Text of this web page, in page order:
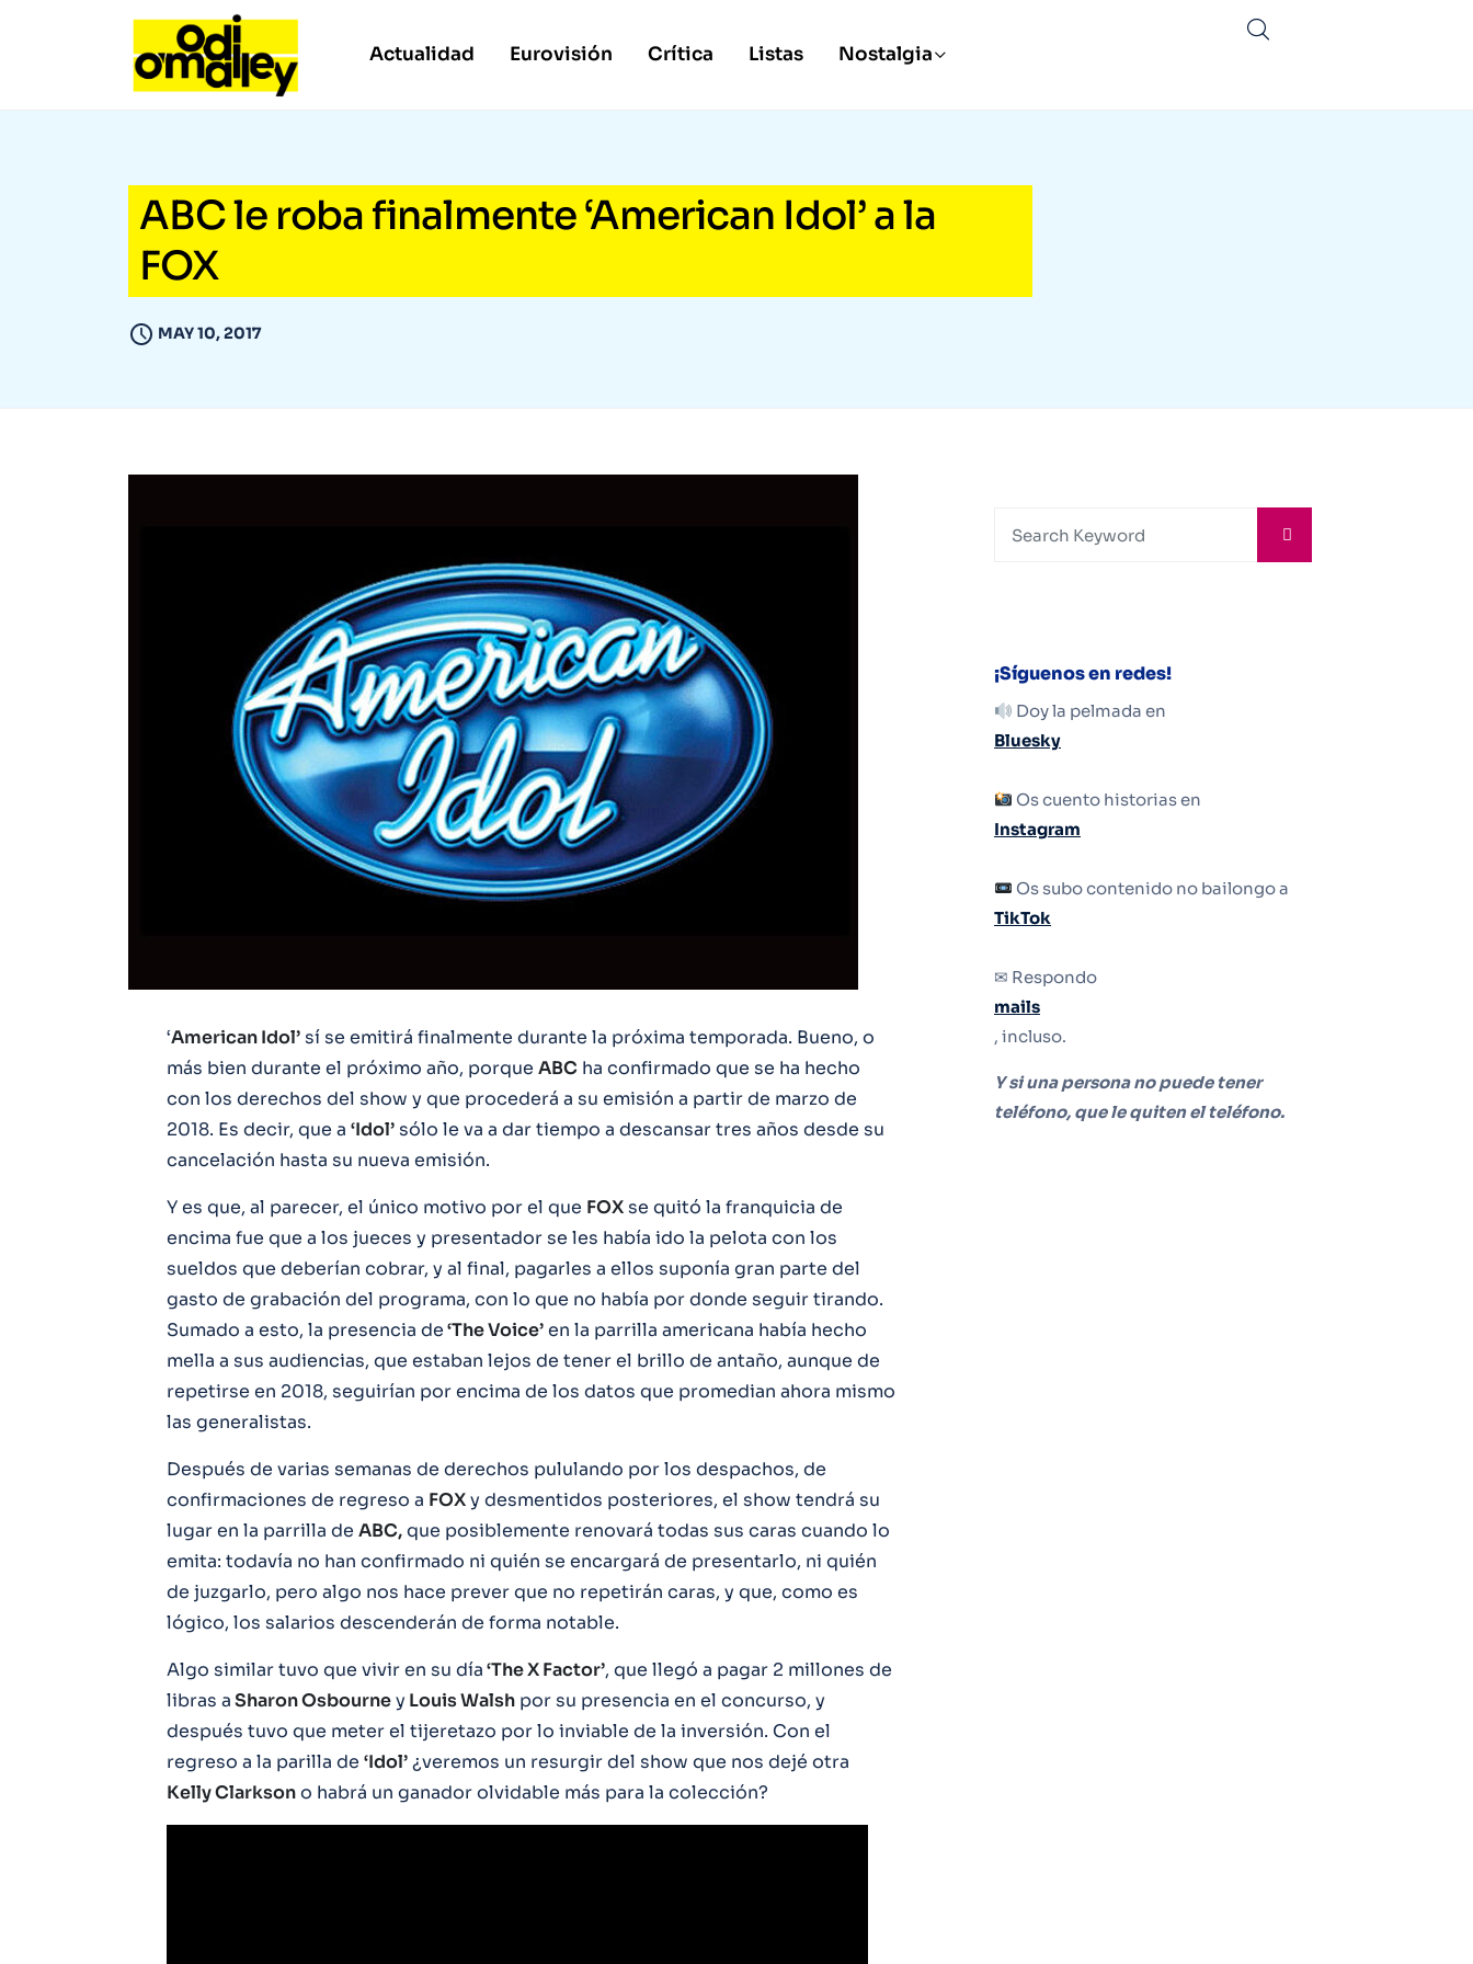
Actualidad Eurovisión Crítica Listas Nostalgia
ABC le roba finalmente ‘American Idol’ a la
FOX
MAY 10, 2017
‘American Idol’sí se emitirá finalmente durante la próxima temporada. Bueno, o
más bien durante el próximo año, porque ABC ha confirmado que se ha hecho
con los derechos del show y que procederá a su emisión a partir de marzo de
2018. Es decir, que a ‘Idol’sólo le va a dar tiempo a descansar tres años desde su
cancelación hasta su nueva emisión.
Y es que, al parecer, el único motivo por el que FOXse quitó la franquicia de
encima fue que a los jueces y presentador se les había ido la pelota con los
sueldos que deberían cobrar, y al final, pagarles a ellos suponía gran parte del
gasto de grabación del programa, con lo que no había por donde seguir tirando.
Sumado a esto, la presencia de‘The Voice’en la parrilla americana había hecho
mella a sus audiencias, que estaban lejos de tener el brillo de antaño, aunque de
repetirse en 2018, seguirían por encima de los datos que promedian ahora mismo
las generalistas.
Después de varias semanas de derechos pululando por los despachos, de
confirmaciones de regreso a FOXy desmentidos posteriores, el show tendrá su
lugar en la parrilla de ABC,que posiblemente renovará todas sus caras cuando lo
emita: todavía no han confirmado ni quién se encargará de presentarlo, ni quién
de juzgarlo, pero algo nos hace prever que no repetirán caras, y que, como es
lógico, los salarios descenderán de forma notable.
Algo similar tuvo que vivir en su día‘The X Factor’, que llegó a pagar 2 millones de
libras aSharon Osbourney Louis Walsh por su presencia en el concurso, y
después tuvo que meter el tijeretazo por lo inviable de la inversión. Con el
regreso a la parilla de ‘Idol’¿veremos un resurgir del show que nos dejé otra
Kelly Clarksono habrá un ganador olvidable más para la colección?
¡Síguenos en redes!
Doy la pelmada en
Bluesky
Os cuento historias en
Instagram
Os subo contenido no bailongo a
TikTok
✉ Respondo
mails
, incluso.
Y si una persona no puede tener
teléfono, que le quiten el teléfono.